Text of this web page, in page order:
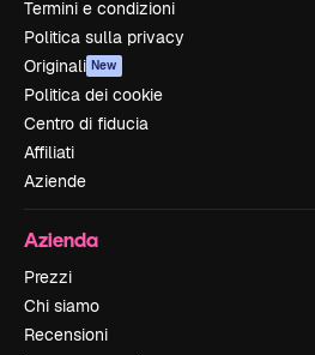
Termini e condizioni
Politica sulla privacy
Originali New
Politica dei cookie
Centro di fiducia
Affiliati
Aziende
Azienda
Prezzi
Chi siamo
Recensioni